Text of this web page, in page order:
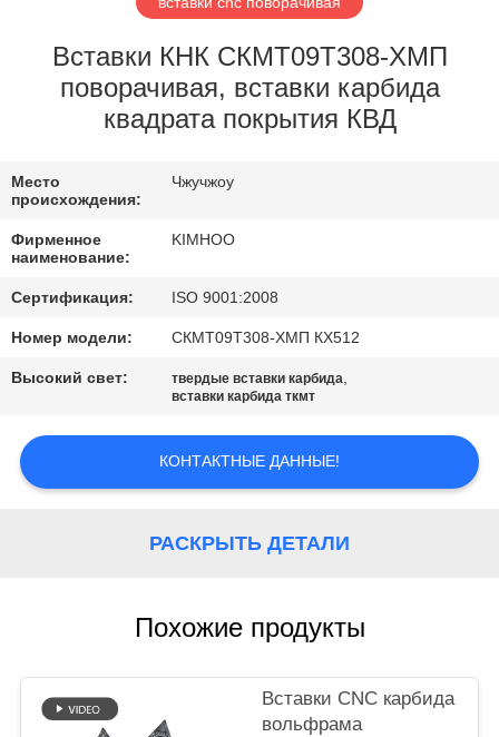
ФАБРИКИ
ПРОВЕРКА
КАЧЕСТВА
СВЯЖИТЕСЬ
МЫ
НОВОСТИ
СПРОСИТЕ
КАРТА
КОНФИДЕНЦИАЛЬНОСТИ
Вставки КНК СКМТ09Т308-ХМП
поворачивая, вставки карбида
квадрата покрытия КВД
Место
происхождения:
Чжучжоу
Фирменное
наименование:
KIMHOO
Сертификация: ISO 9001:2008
Номер модели: СКМТ09Т308-ХМП КХ512
Высокий свет: твердые вставки карбида,
вставки карбида ткмт
КОНТАКТНЫЕ ДАННЫЕ!
РАСКРЫТЬ ДЕТАЛИ
Похожие продукты
Вставки CNC карбида
вольфрама